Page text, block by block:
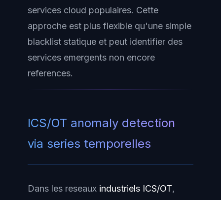
services cloud populaires. Cette
approche est plus flexible qu'une simple
blacklist statique et peut identifier des
services emergents non encore
references.
ICS/OT anomaly detection
via series temporelles
Dans les reseaux industriels ICS/OT,